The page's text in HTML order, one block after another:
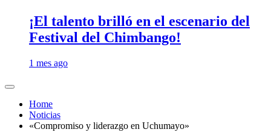
¡El talento brilló en el escenario del
Festival del Chimbango!
1 mes ago
Home
Noticias
«Compromiso y liderazgo en Uchumayo»